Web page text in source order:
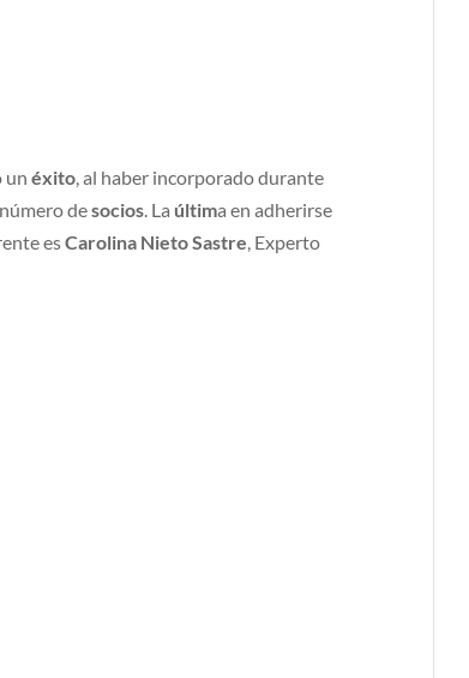
unéxito, al haber incorporado durante
desocios. La última en adherirse
esCarolina Nieto Sastre, Experto